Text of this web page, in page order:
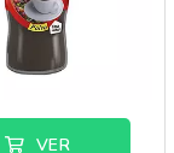
VER